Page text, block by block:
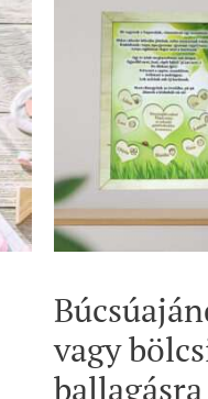
vagy
ballagásra